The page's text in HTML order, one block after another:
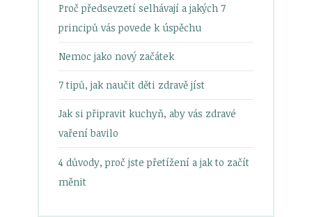
Proč předsevzetí selhávají a jakých 7
principů vás povede k úspěchu
Nemoc jako nový začátek
7 tipů, jak naučit děti zdravě jíst
Jak si připravit kuchyň, aby vás zdravé
vaření bavilo
4 důvody, proč jste přetížení a jak to začít
měnit